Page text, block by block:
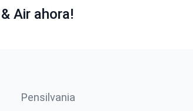
Air ahora!
Pensilvania